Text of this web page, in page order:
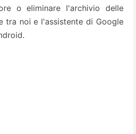
o eliminare l'archivio delle
tra noi e l'assistente di Google